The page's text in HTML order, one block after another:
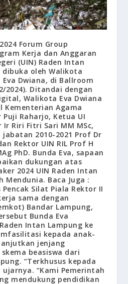
Forum Group
Kerja dan Anggaran
(UIN) Raden Intan
dibuka oleh Walikota
Dwiana, di Ballroom
2024). Ditandai dengan
Walikota Eva Dwiana
Kementerian Agama
Puji Raharjo, Ketua UI
Riri Fitri Sari MM MSc,
jabatan 2010-2021 Prof Dr
Rektor UIN RIL Prof H
PhD. Bunda Eva, sapaan
dukungan atas
2024 UIN Raden Intan
Mendunia. Baca Juga :
Silat Piala Rektor II
sama dengan
Bandar Lampung,
Bunda Eva
Intan Lampung ke
kepada anak-
jenjang
beasiswa dari
“Terkhusus kepada
“Kami Pemerintah
mendukung pendidikan